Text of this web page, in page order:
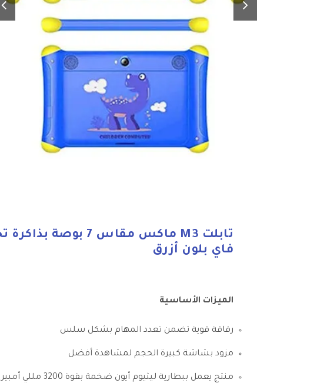
فاي بلون أزرق
الميزات الأساسية
رقاقة قوية تضمن تعدد المهام بشكل سلس
مزود بشاشة كبيرة الحجم لمشاهدة أفضل
منتج يعمل ببطارية ليثيوم أيون ضخمة بقوة 3200 مللي أمبير في الثانية غير قابلة للإزالة